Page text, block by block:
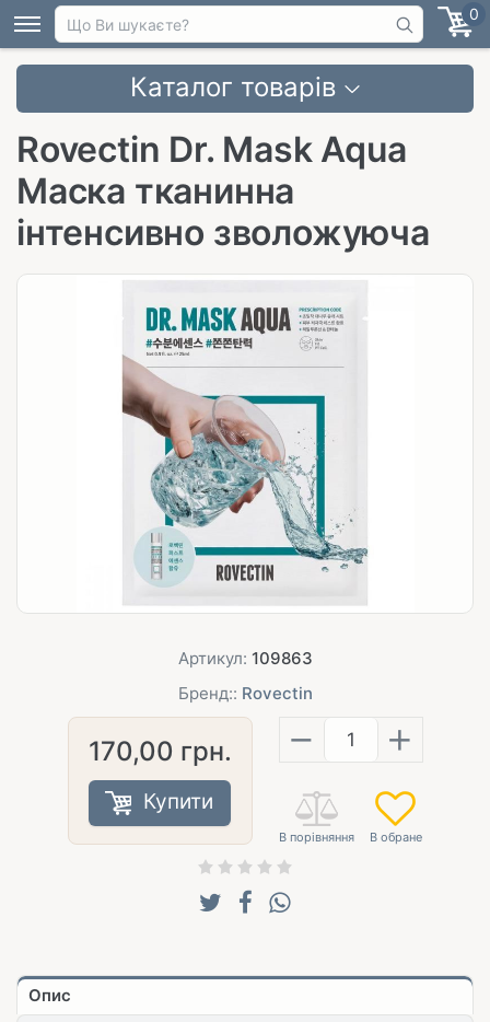
0
Каталог товарів
Rovectin Dr. Mask Aqua
Маска тканинна
інтенсивно зволожуюча
Артикул: 109863
Бренд:: Rovectin
170,00 грн.
Купити
− +
Опис